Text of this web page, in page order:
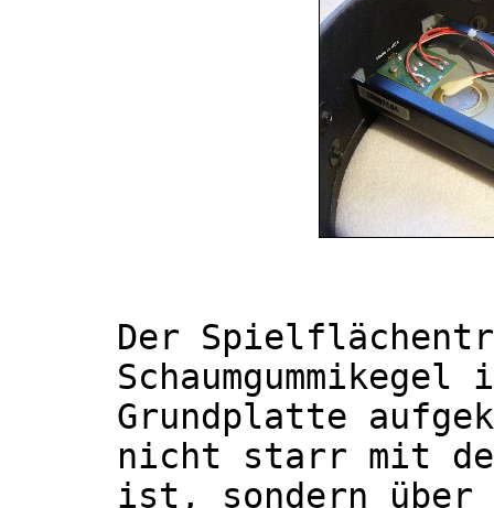
Der
Grundplatte
nicht starr mit
ist, sondern über